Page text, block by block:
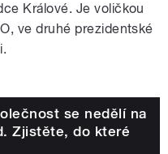
Králové. Je voličkou
ve druhé prezidentské
se nedělí na
Zjistěte, do které